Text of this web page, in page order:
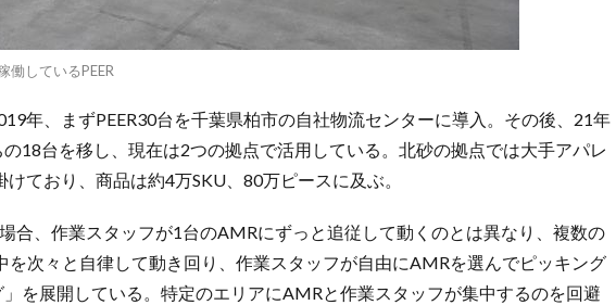
働しているPEER
年、まずPEER30台を千葉県柏市の自社物流センターに導入。その後、21年
18台を移し、現在は2つの拠点で活用している。北砂の拠点では大手アパレ
ており、商品は約4万SKU、80万ピースに及ぶ。
合、作業スタッフが1台のAMRにずっと追従して動くのとは異なり、複数の
を次々と自律して動き回り、作業スタッフが自由にAMRを選んでピッキング
を展開している。特定のエリアにAMRと作業スタッフが集中するのを回避